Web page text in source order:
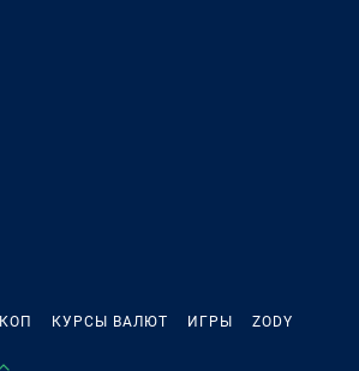
КУРСЫ ВАЛЮТ ИГРЫ ZODY